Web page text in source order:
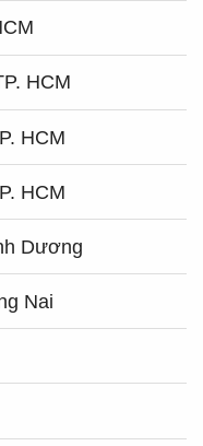
HCM
HCM
HCM
Dương
Nai